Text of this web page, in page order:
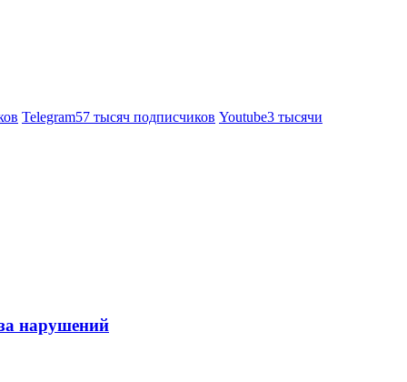
Telegram57 тысяч подписчиков Youtube3 тысячи
нарушений